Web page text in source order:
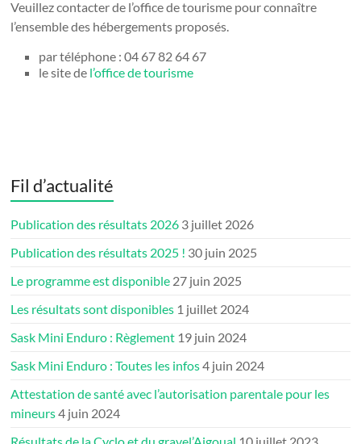
Veuillez contacter de l’office de tourisme pour connaître
l’ensemble des hébergements proposés.
par téléphone : 04 67 82 64 67
le site de l’office de tourisme
Fil d’actualité
Publication des résultats 2026 3 juillet 2026
Publication des résultats 2025 ! 30 juin 2025
Le programme est disponible 27 juin 2025
Les résultats sont disponibles 1 juillet 2024
Sask Mini Enduro : Règlement 19 juin 2024
Sask Mini Enduro : Toutes les infos4 juin 2024
Attestation de santé avec l’autorisation parentale pour les
mineurs4 juin 2024